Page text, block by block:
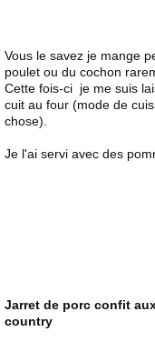
Vous le savez je mange
poulet ou du cochon
Cette fois-ci je me suis
cuit au four (mode de
chose).
Je l'ai servi avec des
Jarret de porc confit
country